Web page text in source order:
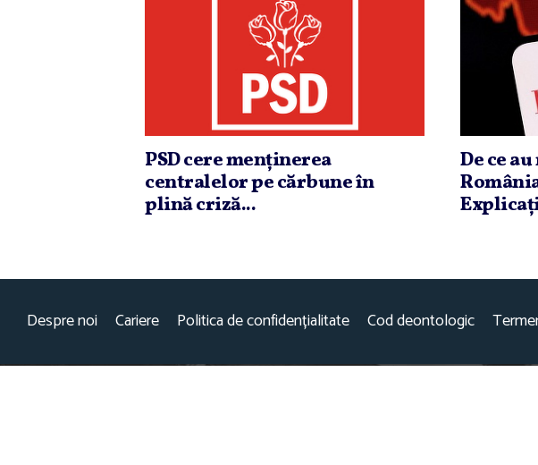
PSD cere menţinerea
centralelor pe cărbune în
plină criză...
De ce
Despre noi Cariere Politica de confidențialitate Cod deontologic